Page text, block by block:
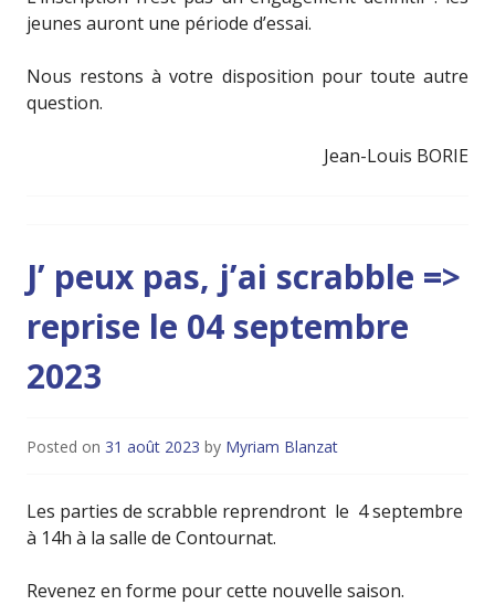
jeunes auront une période d’essai.
Nous restons à votre disposition pour toute autre
question.
Jean-Louis BORIE
J’ peux pas, j’ai scrabble =>
reprise le 04 septembre
2023
Posted on 31 août 2023 by Myriam Blanzat
Les parties de scrabble reprendront le 4 septembre
à 14h à la salle de Contournat.
Revenez en forme pour cette nouvelle saison.